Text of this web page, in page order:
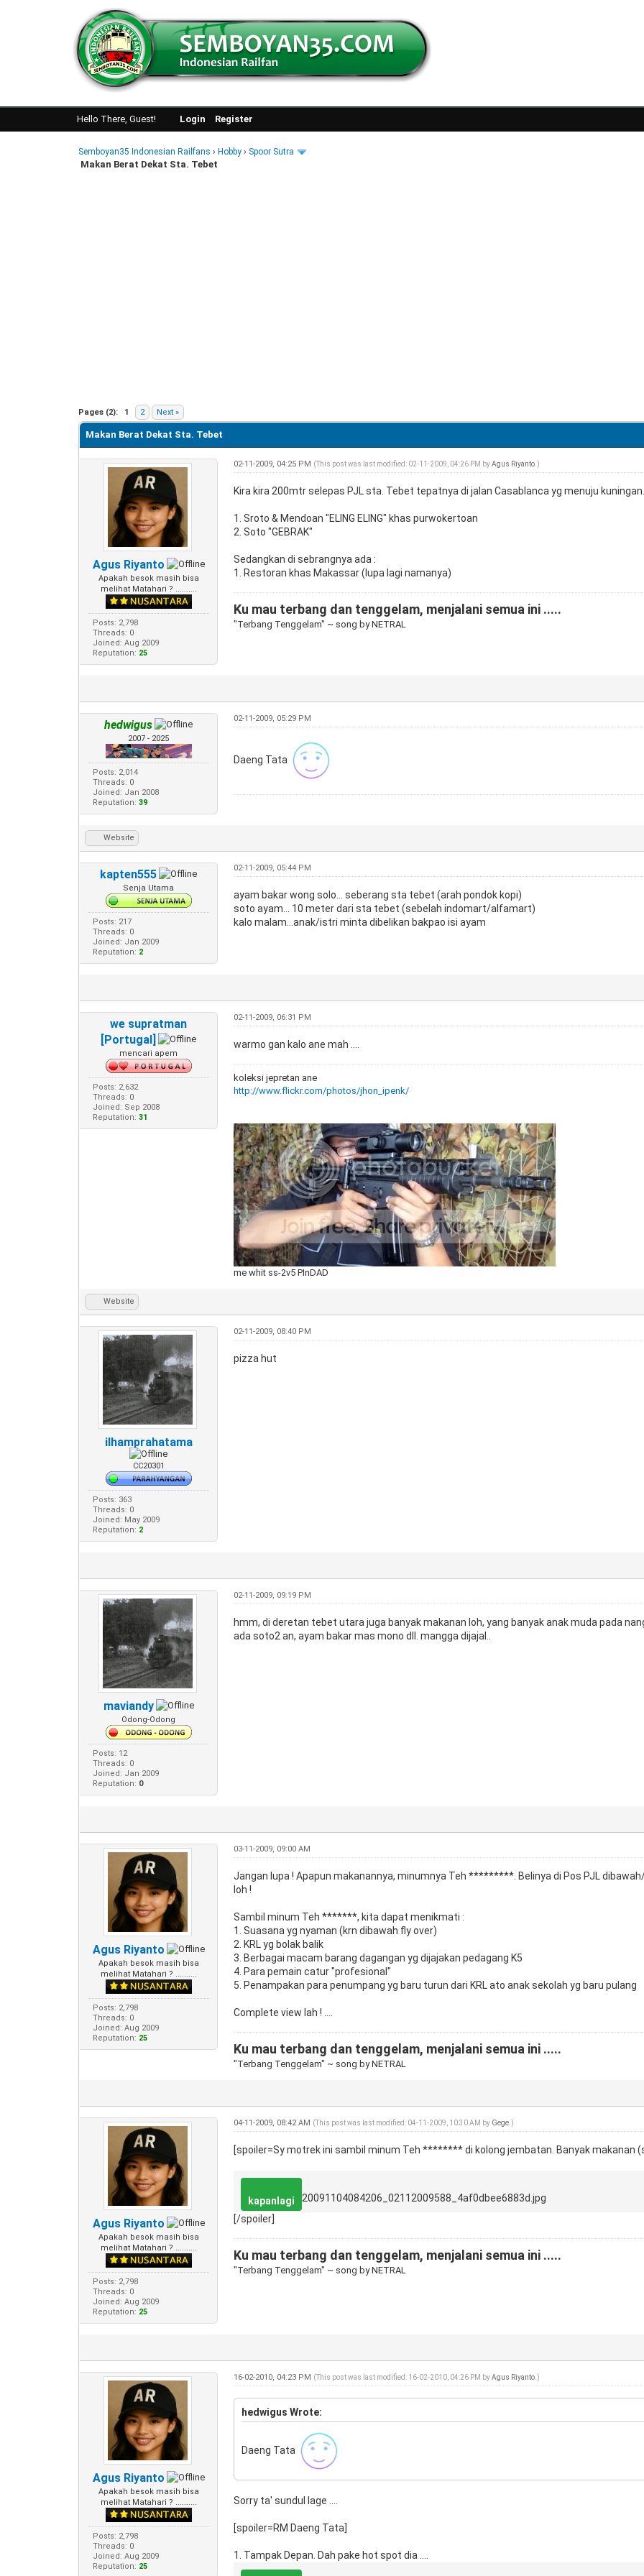
Hello There, Guest! Login Register
Semboyan35 Indonesian Railfans › Hobby › Spoor Sutra
Makan Berat Dekat Sta. Tebet
Pages (2): 1 2 Next »
0 Vote(s) - 0 Average
1
2
3
4
5
Makan Berat Dekat Sta. Tebet
Agus Riyanto
Apakah besok masih bisa
melihat Matahari ? ..........
Posts: 2,798
Threads: 0
Joined: Aug 2009
Reputation: 25
02-11-2009, 04:25 PM (This post was last modified: 02-11-2009, 04:26 PM byAgus Riyanto .)
Kira kira 200mtr selepas PJL sta. Tebet tepatnya di jalan Casablanca yg menuju
1. Sroto & Mendoan "ELING ELING" khas purwokertoan
2. Soto "GEBRAK"
Sedangkan di sebrangnya ada :
1. Restoran khas Makassar (lupa lagi namanya)
Ku mau terbang dan tenggelam, menjalani semua ini .....
"Terbang Tenggelam" ~ song by NETRAL
hedwigus
2007 - 2025
Posts: 2,014
Threads: 0
Joined: Jan 2008
Reputation: 39
02-11-2009, 05:29 PM
Daeng Tata
Website
kapten555
Senja Utama
Posts: 217
Threads: 0
Joined: Jan 2009
Reputation: 2
02-11-2009, 05:44 PM
ayam bakar wong solo... seberang sta tebet (arah pondok kopi)
soto ayam... 10 meter dari sta tebet (sebelah indomart/alfamart)
kalo malam...anak/istri minta dibelikan bakpao isi ayam
we supratman
[Portugal]
mencari apem
Posts: 2,632
Threads: 0
Joined: Sep 2008
Reputation: 31
02-11-2009, 06:31 PM
warmo gan kalo ane mah ....
koleksi jepretan ane
http://www.flickr.com/photos/jhon_ipenk/
me whit ss-2v5 PInDAD
Website
ilhamprahatama
CC20301
Posts: 363
Threads: 0
Joined: May 2009
Reputation: 2
02-11-2009, 08:40 PM
pizza hut
maviandy
Odong-Odong
Posts: 12
Threads: 0
Joined: Jan 2009
Reputation: 0
02-11-2009, 09:19 PM
hmm, di deretan tebet utara juga banyak makanan loh, yang banyak anak muda pada
ada soto2 an, ayam bakar mas mono dll. mangga dijajal..
Agus Riyanto
Apakah besok masih bisa
melihat Matahari ? ..........
Posts: 2,798
Threads: 0
Joined: Aug 2009
Reputation: 25
03-11-2009, 09:00 AM
Jangan lupa ! Apapun makanannya, minumnya Teh *********. Belinya di Pos PJL
loh !
Sambil minum Teh *******, kita dapat menikmati :
1. Suasana yg nyaman (krn dibawah fly over)
2. KRL yg bolak balik
3. Berbagai macam barang dagangan yg dijajakan pedagang K5
4. Para pemain catur "profesional"
5. Penampakan para penumpang yg baru turun dari KRL ato anak sekolah yg baru pulang
Complete view lah ! ....
Ku mau terbang dan tenggelam, menjalani semua ini .....
"Terbang Tenggelam" ~ song by NETRAL
Agus Riyanto
Apakah besok masih bisa
melihat Matahari ? ..........
Posts: 2,798
Threads: 0
Joined: Aug 2009
Reputation: 25
04-11-2009, 08:42 AM (This post was last modified: 04-11-2009, 10:30 AM by Gege .)
[spoiler=Sy motrek ini sambil minum Teh ******** di kolong jembatan. Banyak makanan
kapanlagi
20091104084206_02112009588_4af0dbee6883d.jpg
[/spoiler]
Ku mau terbang dan tenggelam, menjalani semua ini .....
"Terbang Tenggelam" ~ song by NETRAL
Agus Riyanto
Apakah besok masih bisa
melihat Matahari ? ..........
Posts: 2,798
Threads: 0
Joined: Aug 2009
Reputation: 25
16-02-2010, 04:23 PM (This post was last modified: 16-02-2010, 04:26 PM byAgus Riyanto .)
hedwigus Wrote:
Daeng Tata
Sorry ta' sundul lage ....
[spoiler=RM Daeng Tata]
1. Tampak Depan. Dah pake hot spot dia ....